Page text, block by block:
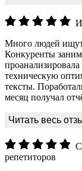
Много людей ищут
Конкуренты
техническую
тексты.
месяц получал
репетиторов